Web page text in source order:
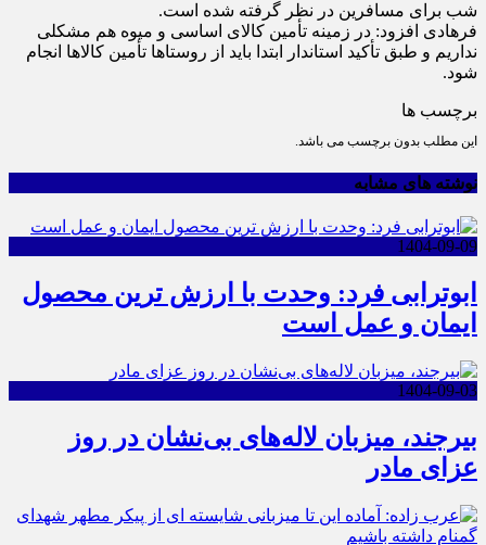
شب برای مسافرین در نظر گرفته شده است.
فرهادی افزود: در زمینه تأمین کالای اساسی و میوه هم مشکلی
نداریم و طبق تأکید استاندار ابتدا باید از روستا‌ها تأمین کالا‌ها انجام
شود.
برچسب ها
این مطلب بدون برچسب می باشد.
نوشته های مشابه
1404-09-09
ابوترابی فرد: وحدت با ارزش ترین محصول
ایمان و عمل است
1404-09-03
بیرجند، میزبان لاله‌های بی‌نشان در روز
عزای مادر